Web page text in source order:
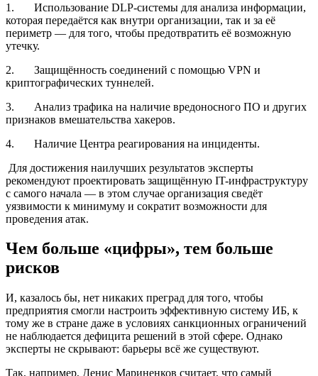
1. Использование DLP-системы для анализа информации,
которая передаётся как внутри организации, так и за её
периметр — для того, чтобы предотвратить её возможную
утечку.
2. Защищённость соединений с помощью VPN и
криптографических туннелей.
3. Анализ трафика на наличие вредоносного ПО и других
признаков вмешательства хакеров.
4. Наличие Центра реагирования на инциденты.
Для достижения наилучших результатов эксперты
рекомендуют проектировать защищённую IT-инфраструктуру
с самого начала — в этом случае организация сведёт
уязвимости к минимуму и сократит возможности для
проведения атак.
Чем больше «цифры», тем больше
рисков
И, казалось бы, нет никаких преград для того, чтобы
предприятия смогли настроить эффективную систему ИБ, к
тому же в стране даже в условиях санкционных ограничений
не наблюдается дефицита решений в этой сфере. Однако
эксперты не скрывают: барьеры всё же существуют.
Так, например, Денис Мариненков считает, что самый